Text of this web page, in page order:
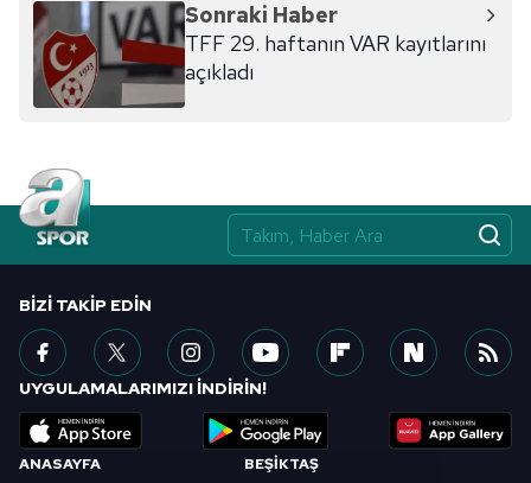
Sonraki Haber
TFF 29. haftanın VAR kayıtlarını
açıkladı
ANASAYFA BEŞİKTAŞ
BIZI TAKIP EDIN
UYGULAMALARIMIZI İNDİRİN!